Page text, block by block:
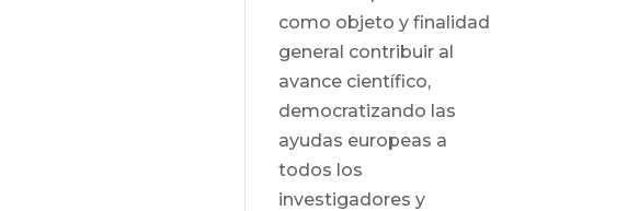
como objeto y finalidad
general contribuir al
avance científico,
democratizando las
ayudas europeas a
todos los
investigadores y